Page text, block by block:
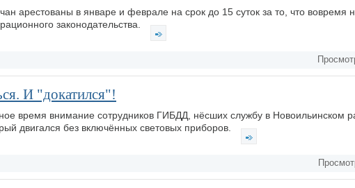
арестованы в январе и феврале на срок до 15 суток за то, что
законодательства.
И "докатился"!
время внимание сотрудников ГИБДД, нёсших службу в Новоильинском
двигался без включённых световых приборов.